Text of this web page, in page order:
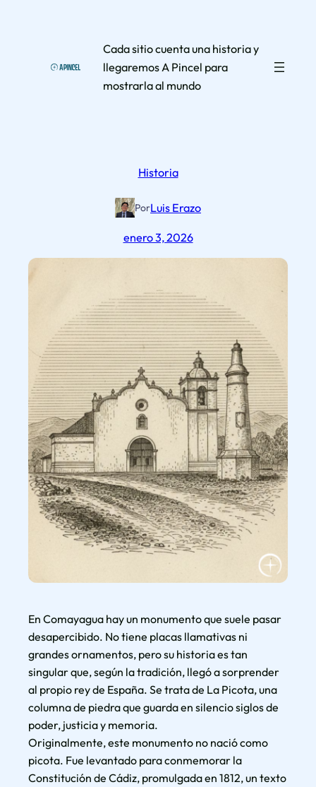
Cada sitio cuenta una historia y
llegaremos A Pincel para
mostrarla al mundo
Historia
PorLuis Erazo
enero 3, 2026
En Comayagua hay un monumento que suele pasar
desapercibido. No tiene placas llamativas ni
grandes ornamentos, pero su historia es tan
singular que, según la tradición, llegó a sorprender
al propio rey de España. Se trata de La Picota, una
columna de piedra que guarda en silencio siglos de
poder, justicia y memoria.
Originalmente, este monumento no nació como
picota. Fue levantado para conmemorar la
Constitución de Cádiz, promulgada en 1812, un texto